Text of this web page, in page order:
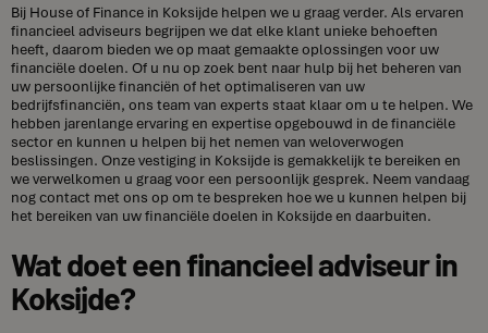
Bij House of Finance in Koksijde helpen we u graag verder. Als ervaren
financieel adviseurs begrijpen we dat elke klant unieke behoeften
heeft, daarom bieden we op maat gemaakte oplossingen voor uw
financiële doelen. Of u nu op zoek bent naar hulp bij het beheren van
uw persoonlijke financiën of het optimaliseren van uw
bedrijfsfinanciën, ons team van experts staat klaar om u te helpen. We
hebben jarenlange ervaring en expertise opgebouwd in de financiële
sector en kunnen u helpen bij het nemen van weloverwogen
beslissingen. Onze vestiging in Koksijde is gemakkelijk te bereiken en
we verwelkomen u graag voor een persoonlijk gesprek. Neem vandaag
nog contact met ons op om te bespreken hoe we u kunnen helpen bij
het bereiken van uw financiële doelen in Koksijde en daarbuiten.
Wat doet een financieel adviseur in
Koksijde?